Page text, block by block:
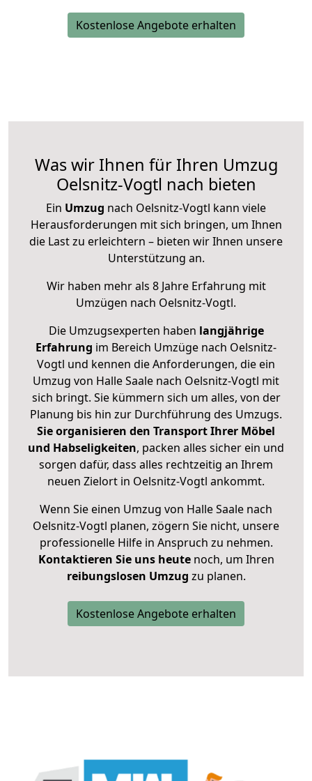
Kostenlose Angebote erhalten
Was wir Ihnen für Ihren Umzug
Oelsnitz-Vogtl nach bieten
Ein Umzug nach Oelsnitz-Vogtl kann viele
Herausforderungen mit sich bringen, um Ihnen
die Last zu erleichtern – bieten wir Ihnen unsere
Unterstützung an.
Wir haben mehr als 8 Jahre Erfahrung mit
Umzügen nach Oelsnitz-Vogtl.
Die Umzugsexperten haben langjährige
Erfahrung im Bereich Umzüge nach Oelsnitz-
Vogtl und kennen die Anforderungen, die ein
Umzug von Halle Saale nach Oelsnitz-Vogtl mit
sich bringt. Sie kümmern sich um alles, von der
Planung bis hin zur Durchführung des Umzugs.
Sie organisieren den Transport Ihrer Möbel
und Habseligkeiten, packen alles sicher ein und
sorgen dafür, dass alles rechtzeitig an Ihrem
neuen Zielort in Oelsnitz-Vogtl ankommt.
Wenn Sie einen Umzug von Halle Saale nach
Oelsnitz-Vogtl planen, zögern Sie nicht, unsere
professionelle Hilfe in Anspruch zu nehmen.
Kontaktieren Sie uns heutenoch, um Ihren
reibungslosen Umzug zu planen.
Kostenlose Angebote erhalten